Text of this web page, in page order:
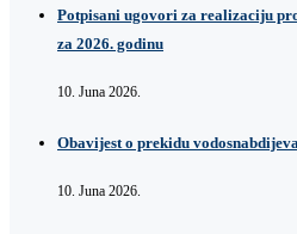
Potpisani ugovori za realizaciju
za 2026. godinu
10. Juna 2026.
Obavijest o prekidu
10. Juna 2026.